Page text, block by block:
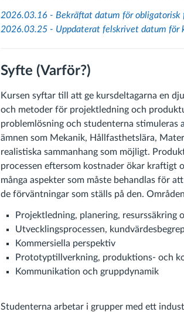
2026.03.16 - Bekräftat datum för
2026.03.25 - Uppdaterat felskrivet datum för
Syfte (Varför?)
Kursen syftar till att ge kursdeltagarna en
och metoder för projektledning och
problemlösning och studenterna stimuleras
ämnen som Mekanik, Hållfasthetslära,
realistiska sammanhang som möjligt.
processen eftersom kostnader ökar kraftigt
många aspekter som måste behandlas för
de förväntningar som ställs på den.
Projektledning, planering, resurssäkring
Utvecklingsprocessen,
Kommersiella perspektiv
Prototyptillverkning, produktions- och
Kommunikation och gruppdynamik
Studenterna arbetar i grupper med ett